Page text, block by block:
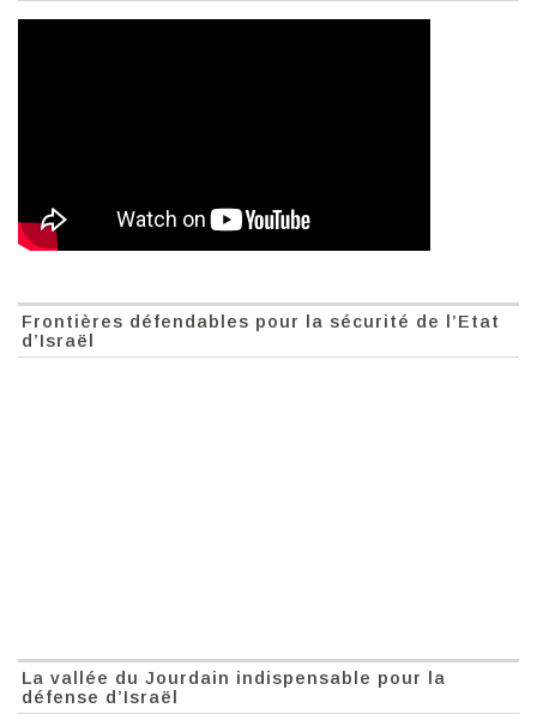
Frontières défendables pour la sécurité de l’Etat
d’Israël
La vallée du Jourdain indispensable pour la
défense d’Israël